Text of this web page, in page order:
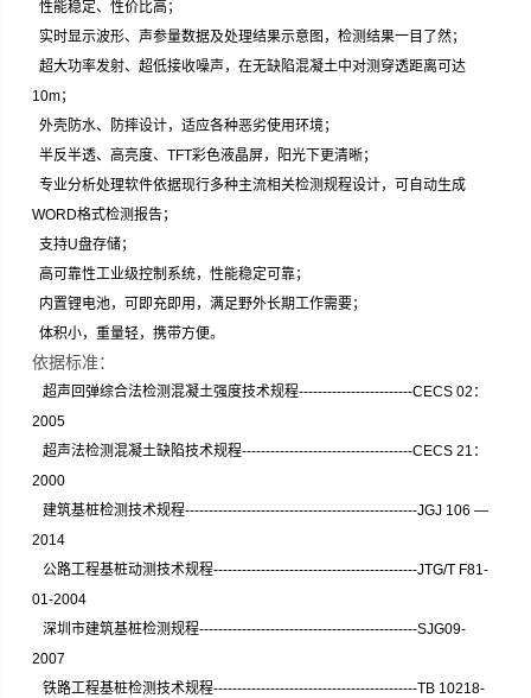
性能稳定、性价比高；
实时显示波形、声参量数据及处理结果示意图，检测结果一目了然；
超大功率发射、超低接收噪声，在无缺陷混凝土中对测穿透距离可达
10m；
外壳防水、防摔设计，适应各种恶劣使用环境；
半反半透、高亮度、TFT彩色液晶屏，阳光下更清晰；
专业分析处理软件依据现行多种主流相关检测规程设计，可自动生成
WORD格式检测报告；
支持U盘存储；
高可靠性工业级控制系统，性能稳定可靠；
内置锂电池，可即充即用，满足野外长期工作需要；
体积小，重量轻，携带方便。
依据标准：
超声回弹综合法检测混凝土强度技术规程------------------------CECS 02：
2005
超声法检测混凝土缺陷技术规程--------------­­­----------------------CECS 21：
2000
建筑基桩检测技术规程--------------­­­-----------------------------------JGJ 106 —
2014
公路工程基桩动测技术规程----------­­­-------------­­­--------------------­­­JTG/T F81-
01-2004
深圳市建筑基桩检测规程----------------------------------------------SJG09-
2007
铁路工程基桩检测技术规程-------------------------------------------TB 10218-